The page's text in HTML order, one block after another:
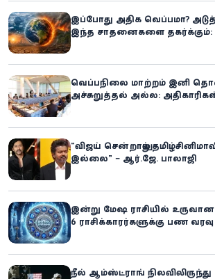
இப்போது அதிக வெப்பமா?
இந்த சாதனைகளை தகர்க்கும்:
வெப்பநிலை மாற்றம் இனி
அச்சுறுத்தல் அல்ல:
“விஜய் சென்றாலும்
இல்லை” – ஆர்.ஜே. பாலாஜி
இன்று மேஷ ராசியில் உருவான
6 ராசிக்காரர்களுக்கு பண வரவு
நீல் ஆம்ஸ்ட்ராங் நிலவிலிருந்து